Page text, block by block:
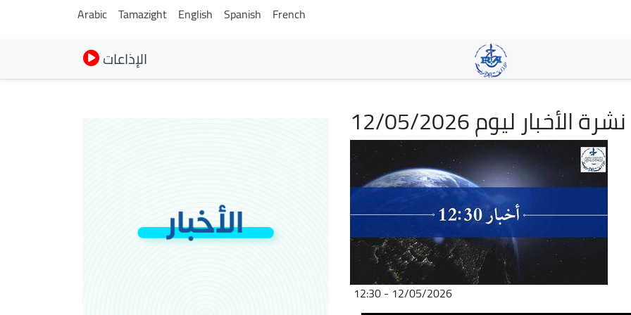
contenido
principal
Arabic Tamazight English Spanish French
الإذاعات
نشرة الأخبار ليوم 12/05/2026
12/05/2026 - 12:30